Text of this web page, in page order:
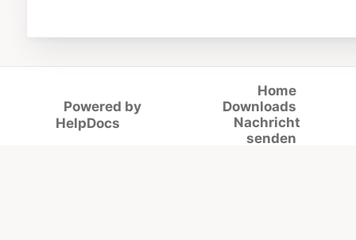
Powered by
HelpDocs (opens in a new tab)
Home
Downloads
Nachricht
senden